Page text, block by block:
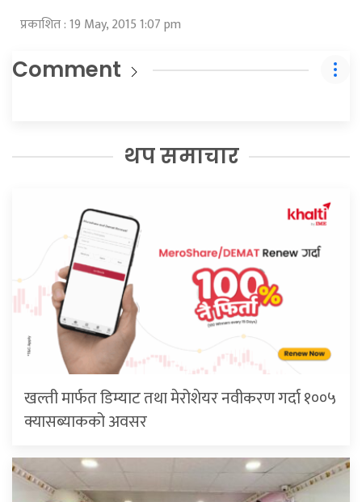
प्रकाशित : 19 May, 2015 1:07 pm
Comment
थप समाचार
खल्ती मार्फत डिम्याट तथा मेरोशेयर नवीकरण गर्दा १००५
क्यासब्याकको अवसर